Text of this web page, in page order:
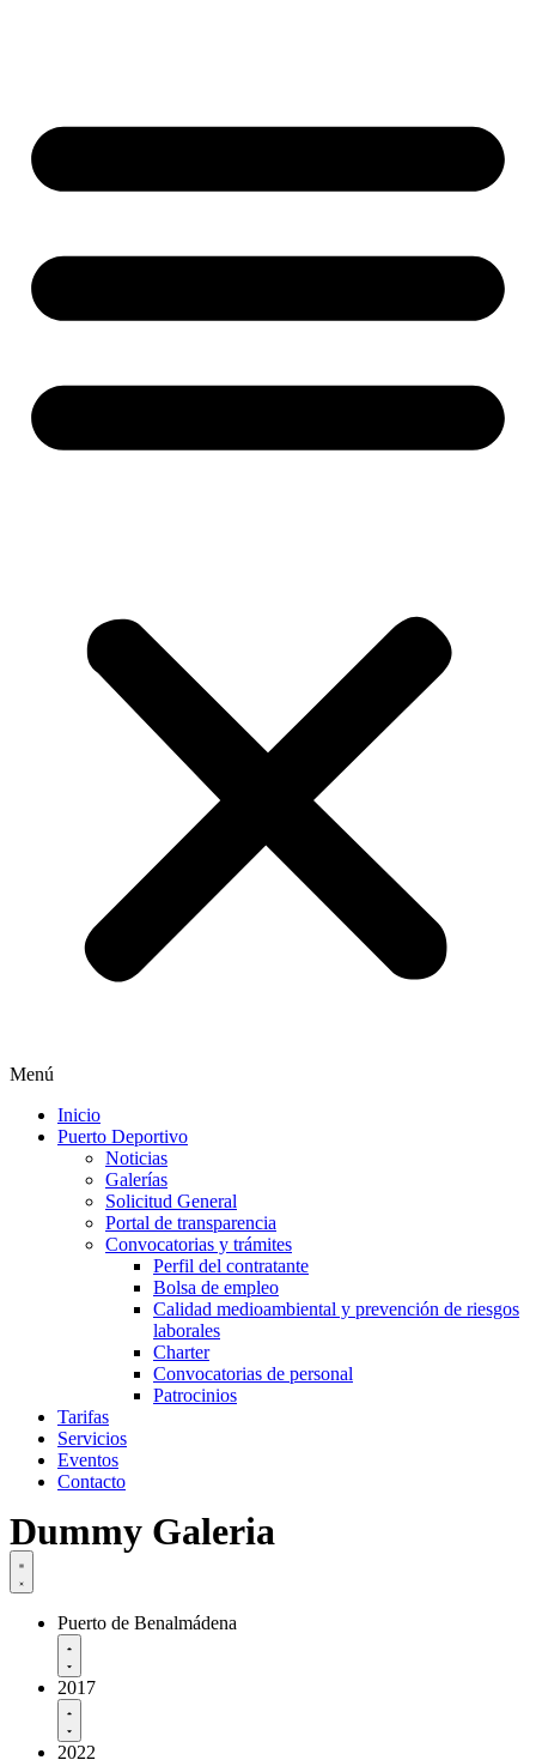
Menú
Inicio
Puerto Deportivo
Noticias
Galerías
Solicitud General
Portal de transparencia
Convocatorias y trámites
Perfil del contratante
Bolsa de empleo
Calidad medioambiental y prevención de riesgos
laborales
Charter
Convocatorias de personal
Patrocinios
Tarifas
Servicios
Eventos
Contacto
Dummy Galeria
Puerto de Benalmádena
2017
2022